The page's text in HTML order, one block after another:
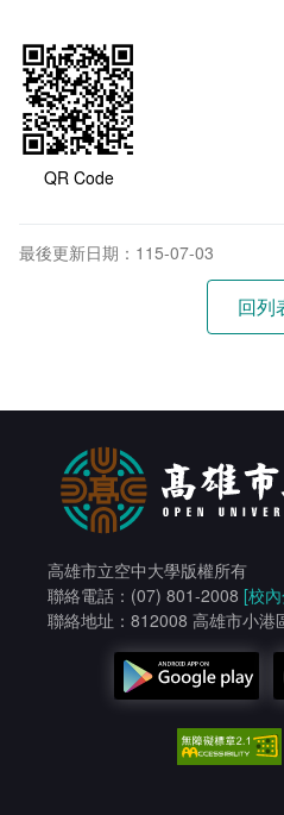
QR Code
最後更新日期：115-07-03
高雄市立空中大學版權所有
聯絡電話：(07) 801-2008 [校
聯絡地址：812008 高雄市小港